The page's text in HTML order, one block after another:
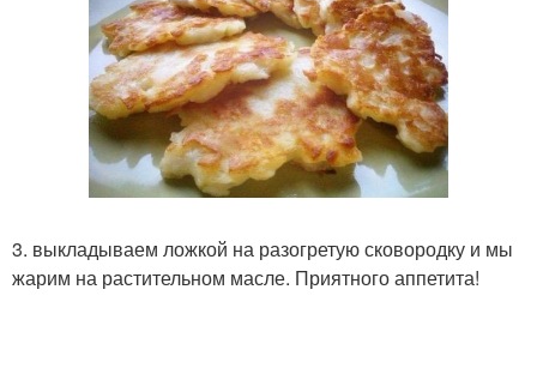
3. выкладываем ложкой на разогретую сковородку и мы
жарим на растительном масле. Приятного аппетита!